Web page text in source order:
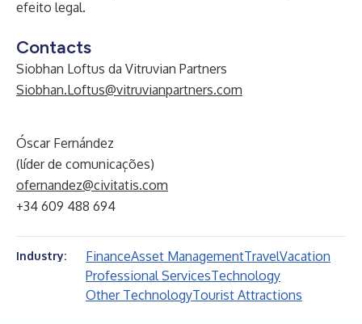
efeito legal.
Contacts
Siobhan Loftus da Vitruvian Partners
Siobhan.Loftus@vitruvianpartners.com
Óscar Fernández
(líder de comunicações)
ofernandez@civitatis.com
+34 609 488 694
Industry: FinanceAsset ManagementTravelVacation
Professional ServicesTechnology
Other TechnologyTourist Attractions